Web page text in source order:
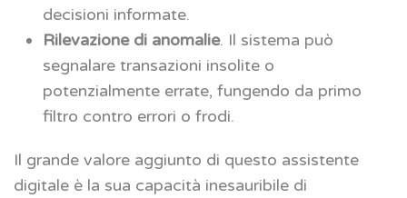
decisioni informate.
Rilevazione di anomalie. Il sistema può
segnalare transazioni insolite o
potenzialmente errate, fungendo da primo
filtro contro errori o frodi.
Il grande valore aggiunto di questo assistente
digitale è la sua capacità inesauribile di